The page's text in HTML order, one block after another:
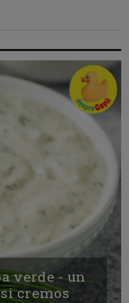
verde - un
cremos